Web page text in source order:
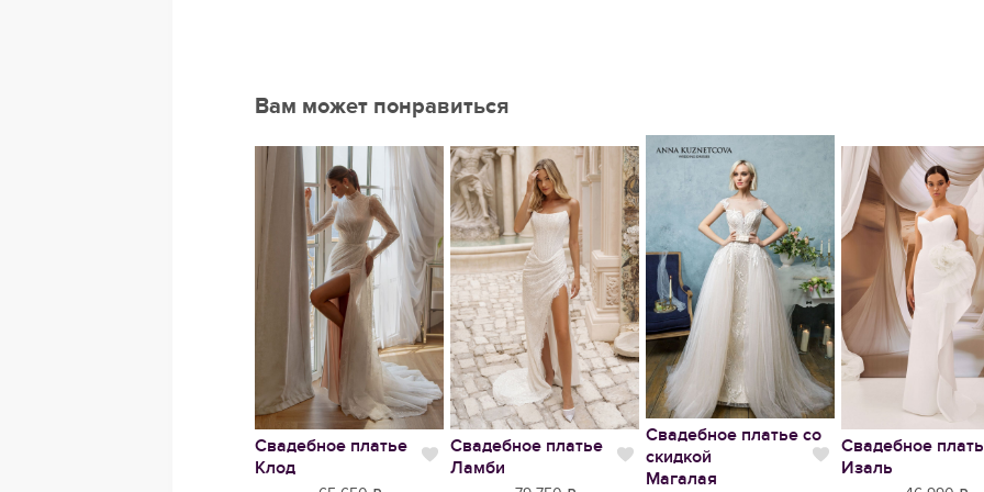
Вам может понравиться
Нравится
Свадебное платье
Клод
Нравится
Свадебное платье
Ламби
Нравится
Свадебное платье со
скидкой
Магалая
Нравится
Свадебное
Изаль